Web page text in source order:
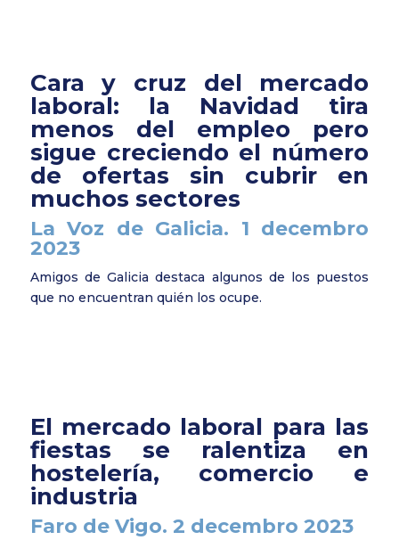
Cara y cruz del mercado
laboral: la Navidad tira
menos del empleo pero
sigue creciendo el número
de ofertas sin cubrir en
muchos sectores
La Voz de Galicia. 1 decembro
2023
Amigos de Galicia destaca algunos de los puestos
que no encuentran quién los ocupe.
El mercado laboral para las
fiestas se ralentiza en
hostelería, comercio e
industria
Faro de Vigo. 2 decembro 2023